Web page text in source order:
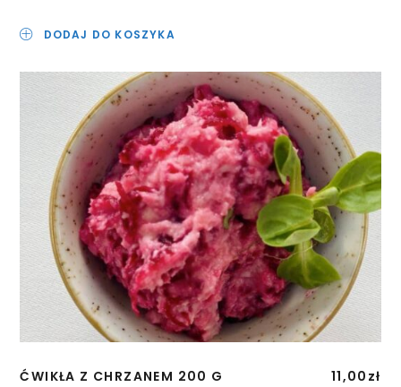
DODAJ DO KOSZYKA
ĆWIKŁA Z CHRZANEM 200 G 11,00 zł